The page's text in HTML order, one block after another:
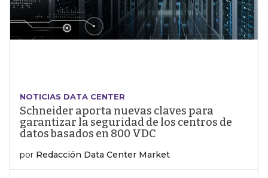
NOTICIAS DATA CENTER
Schneider aporta nuevas claves para
garantizar la seguridad de los centros de
datos basados en 800 VDC
por Redacción Data Center Market